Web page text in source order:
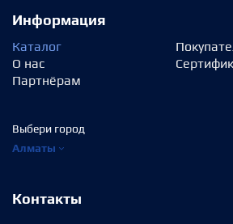
Информация
Каталог
О нас
Партнёрам
Выбери город
Алматы
Контакты